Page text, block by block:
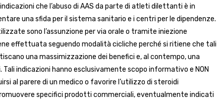
che l’abuso di AAS da parte di atleti dilettanti è in
una sfida per il sistema sanitario e i centri per le dipendenze.
sono l’assunzione per via orale o tramite iniezione
effettuata seguendo modalità cicliche perché si ritiene che tali
una massimizzazione dei benefici e, al contempo, una
indicazioni hanno esclusivamente scopo informativo e NON
al parere di un medico o favorire l’utilizzo di steroidi
specifici prodotti commerciali, eventualmente indicati